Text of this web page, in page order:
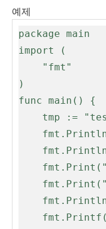
예제
package main
import (
)
func main() {